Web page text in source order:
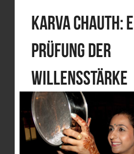
Karva Chauth:
Prüfung der
Willensstärke